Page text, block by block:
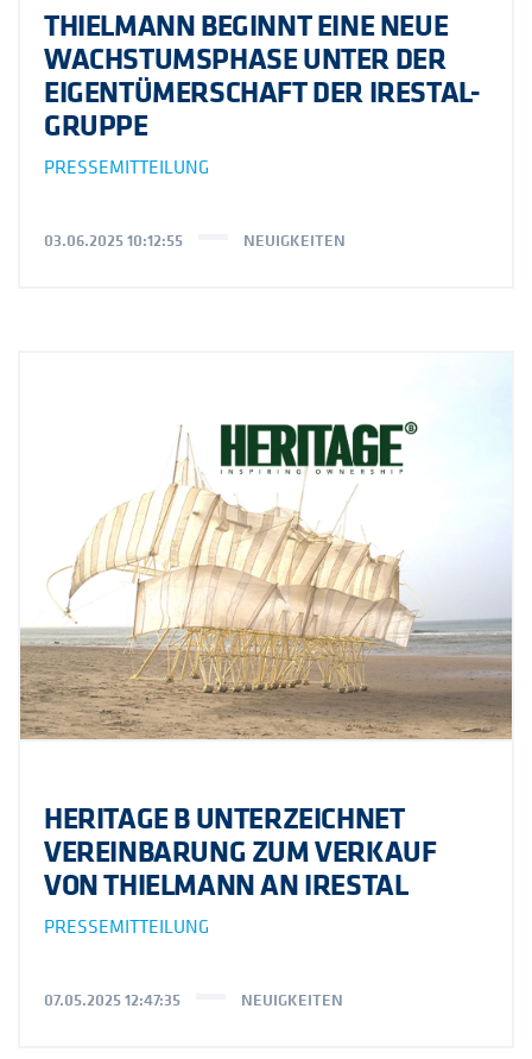
THIELMANN BEGINNT EINE NEUE
WACHSTUMSPHASE UNTER DER
EIGENTÜMERSCHAFT DER IRESTAL-
GRUPPE
PRESSEMITTEILUNG
03.06.2025 10:12:55 NEUIGKEITEN
HERITAGE B UNTERZEICHNET
VEREINBARUNG ZUM VERKAUF
VON THIELMANN AN IRESTAL
PRESSEMITTEILUNG
07.05.2025 12:47:35 NEUIGKEITEN